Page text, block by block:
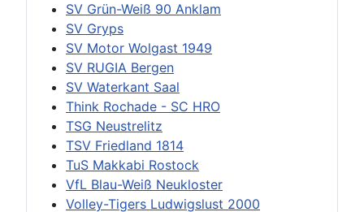
SV Grün-Weiß 90 Anklam
SV Gryps
SV Motor Wolgast 1949
SV RUGIA Bergen
SV Waterkant Saal
Think Rochade - SC HRO
TSG Neustrelitz
TSV Friedland 1814
TuS Makkabi Rostock
VfL Blau-Weiß Neukloster
Volley-Tigers Ludwigslust 2000